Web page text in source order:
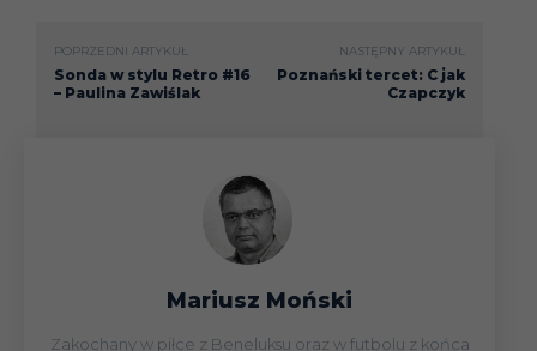
POPRZEDNI ARTYKUŁ
Sonda w stylu Retro #16
– Paulina Zawiślak
NASTĘPNY ARTYKUŁ
Poznański tercet: C jak
Czapczyk
Mariusz Moński
Zakochany w piłce z Beneluksu oraz w futbolu z końca